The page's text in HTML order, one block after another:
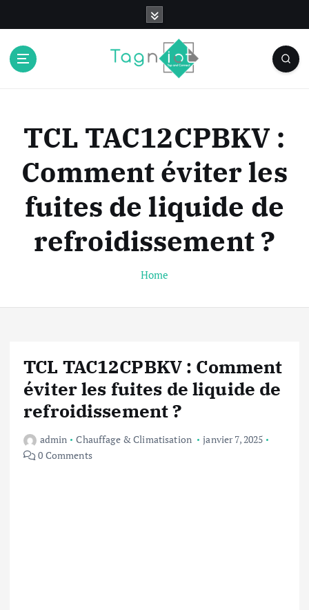
TCL TAC12CPBKV :
Comment éviter les
fuites de liquide de
refroidissement ?
Home
TCL TAC12CPBKV : Comment
éviter les fuites de liquide de
refroidissement ?
admin Chauffage & Climatisation
janvier 7, 2025
0 Comments